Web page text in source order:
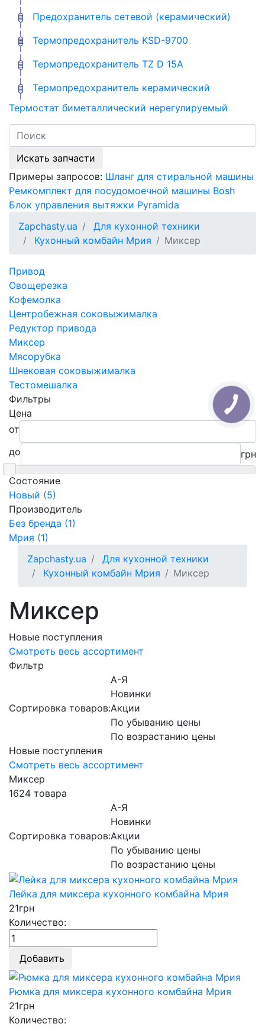
Предохранитель сетевой (керамический)
Термопредохранитель KSD-9700
Термопредохранитель TZ D 15A
Термопредохранитель керамический
Термостат биметаллический нерегулируемый
Искать запчасти
Примеры запросов: Шланг для стиральной машины
Ремкомплект для посудомоечной машины Bosh
Блок управления вытяжки Pyramida
Zapchasty.ua
Для кухонной техники
Кухонный комбайн Мрия
Миксер
Привод
Овощерезка
Кофемолка
Центробежная соковыжималка
Редуктор привода
Миксер
Мясорубка
Шнековая соковыжималка
Тестомешалка
Фильтры
Цена
от
до
грн
Состояние
Новый (5)
Производитель
Без бренда (1)
Мрия (1)
Zapchasty.ua
Для кухонной техники
Кухонный комбайн Мрия
Миксер
Миксер
Новые поступления
Смотреть весь ассортимент
Фильтр
Сортировка товаров:
А-Я
Новинки
Акции
По убыванию цены
По возрастанию цены
Новые поступления
Смотреть весь ассортимент
Миксер
1624 товара
Сортировка товаров:
А-Я
Новинки
Акции
По убыванию цены
По возрастанию цены
Лейка для миксера кухонного комбайна Мрия
21грн
Количество:
Добавить
Рюмка для миксера кухонного комбайна Мрия
21грн
Количество: